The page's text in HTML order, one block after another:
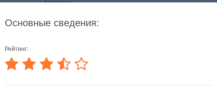
Основные сведения:
Рейтинг: